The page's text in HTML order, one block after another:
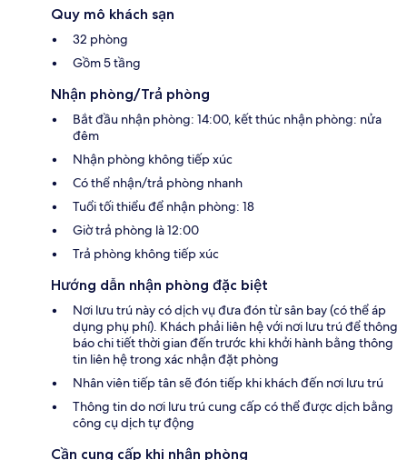
Quy mô khách sạn
32 phòng
Gồm 5 tầng
Nhận phòng/Trả phòng
Bắt đầu nhận phòng: 14:00, kết thúc nhận phòng: nửa
đêm
Nhận phòng không tiếp xúc
Có thể nhận/trả phòng nhanh
Tuổi tối thiểu để nhận phòng: 18
Giờ trả phòng là 12:00
Trả phòng không tiếp xúc
Hướng dẫn nhận phòng đặc biệt
Nơi lưu trú này có dịch vụ đưa đón từ sân bay (có thể áp
dụng phụ phí). Khách phải liên hệ với nơi lưu trú để thông
báo chi tiết thời gian đến trước khi khởi hành bằng thông
tin liên hệ trong xác nhận đặt phòng
Nhân viên tiếp tân sẽ đón tiếp khi khách đến nơi lưu trú
Thông tin do nơi lưu trú cung cấp có thể được dịch bằng
công cụ dịch tự động
Cần cung cấp khi nhận phòng